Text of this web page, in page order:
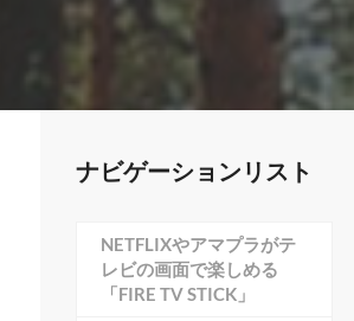
ナビゲーションリスト
NETFLIXやアマプラがテ
レビの画面で楽しめる
「FIRE TV STICK」